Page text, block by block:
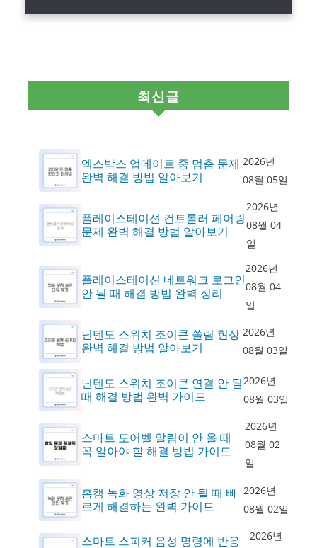
최신글
엑스박스 업데이트 중 멈춤 문제
완벽 해결 방법 알아보기
2026년
08월 05일
플레이스테이션 컨트롤러 페어링
문제 완벽 해결 방법 알아보기
2026년
08월 04
일
플레이스테이션 네트워크 로그인
안 될 때 해결 방법 완벽 정리
2026년
08월 04
일
닌텐도 스위치 조이콘 쏠림 현상
완벽 해결 방법 알아보기
2026년
08월 03일
닌텐도 스위치 조이콘 연결 안 될
때 해결 방법 완벽 가이드
2026년
08월 03일
스마트 도어벨 알림이 안 올 때
꼭 알아야 할 해결 방법 가이드
2026년
08월 02
일
홈캠 녹화 영상 저장 안 될 때 빠
르게 해결하는 완벽 가이드
2026년
08월 02일
스마트 스피커 음성 명령에 반응
2026년